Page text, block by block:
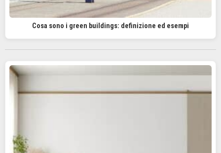
Cosa sono i green buildings: definizione ed esempi